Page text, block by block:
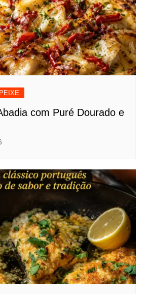
PEIXE
com Puré Dourado e